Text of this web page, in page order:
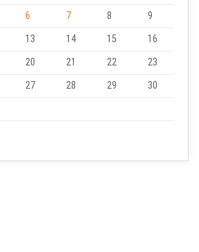
6 7 8
9
13 14 15
16
20 21 22
23
27 28 29
30